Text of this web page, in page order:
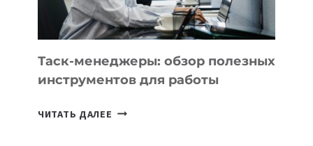
Таск-менеджеры: обзор полезных
инструментов для работы
ЧИТАТЬ ДАЛЕЕ ТАСК-